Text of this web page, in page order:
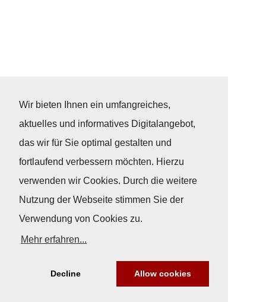
Wir bieten Ihnen ein umfangreiches,
aktuelles und informatives Digitalangebot,
das wir für Sie optimal gestalten und
fortlaufend verbessern möchten. Hierzu
verwenden wir Cookies. Durch die weitere
Nutzung der Webseite stimmen Sie der
Verwendung von Cookies zu.
Mehr erfahren...
Decline Allow cookies